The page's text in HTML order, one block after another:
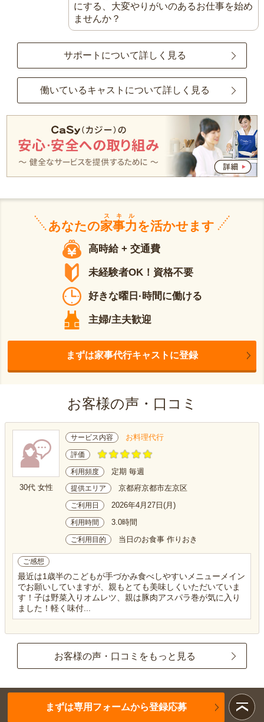
にする、大変やりがいのあるお仕事を始め
ませんか？
サポートについて詳しく見る
働いているキャストについて詳しく見る
あなたの家事力
スキル
を活かせます
高時給 + 交通費
未経験者OK！資格不要
好きな曜日·時間に働ける
主婦/主夫歓迎
まずは家事代行キャストに登録
お客様の声・口コミ
30代 女性
サービス内容 お料理代行
評価
利用頻度 定期 毎週
提供エリア 京都府京都市左京区
ご利用日 2026年4月27日(月)
利用時間 3.0時間
ご利用目的 当日のお食事 作りおき
ご感想
最近は1歳半のこどもが手づかみ食べしやすいメニューメイン
でお願いしていますが、親もとても美味しくいただいていま
す！子は野菜入りオムレツ、親は豚肉アスパラ巻が気に入り
ました！軽く味付...
お客様の声・口コミをもっと見る
まずは専用フォームから登録応募